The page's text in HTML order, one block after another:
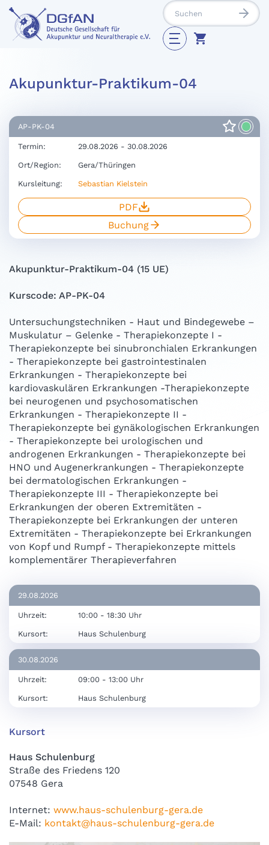
Akupunktur-Praktikum-04
AP-PK-04
Termin: 29.08.2026 - 30.08.2026
Ort/Region: Gera/Thüringen
Kursleitung: Sebastian Kielstein
PDF
Buchung
Akupunktur-Praktikum-04 (15 UE)
Kurscode: AP-PK-04
Untersuchungstechniken - Haut und Bindegewebe –
Muskulatur – Gelenke - Therapiekonzepte I -
Therapiekonzepte bei sinubronchialen Erkrankungen
- Therapiekonzepte bei gastrointestinalen
Erkrankungen - Therapiekonzepte bei
kardiovaskulären Erkrankungen -Therapiekonzepte
bei neurogenen und psychosomatischen
Erkrankungen - Therapiekonzepte II -
Therapiekonzepte bei gynäkologischen Erkrankungen
- Therapiekonzepte bei urologischen und
androgenen Erkrankungen - Therapiekonzepte bei
HNO und Augenerkrankungen - Therapiekonzepte
bei dermatologischen Erkrankungen -
Therapiekonzepte III - Therapiekonzepte bei
Erkrankungen der oberen Extremitäten -
Therapiekonzepte bei Erkrankungen der unteren
Extremitäten - Therapiekonzepte bei Erkrankungen
von Kopf und Rumpf - Therapiekonzepte mittels
komplementärer Therapieverfahren
29.08.2026
Uhrzeit: 10:00 - 18:30 Uhr
Kursort: Haus Schulenburg
30.08.2026
Uhrzeit: 09:00 - 13:00 Uhr
Kursort: Haus Schulenburg
Kursort
Haus Schulenburg
Straße des Friedens 120
07548 Gera
Internet: www.haus-schulenburg-gera.de
E-Mail: kontakt@haus-schulenburg-gera.de